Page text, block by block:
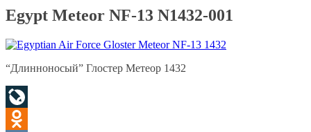
Egypt Meteor NF-13 N1432-001
“Длинноносый” Глостер Метеор 1432
LiveJournal